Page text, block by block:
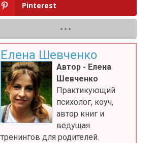
Pinterest
Елена Шевченко
Автор - Елена
Шевченко
Практикующий
психолог, коуч,
автор книг и
ведущая
тренингов для родителей.